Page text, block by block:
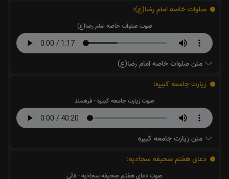
صلوات خاصه امام رضا(ع):
صوت صلوات خاصه امام رضا(ع)
متن صلوات خاصه امام رضا(ع)
زیارت جامعه کبیره:
صوت زیارت جامعه کبیره - فرهمند
متن زیارت جامعه کبیره
دعای هفتم صحیفه سجادیه:
صوت دعای هفتم صحیفه سجادیه - فانی